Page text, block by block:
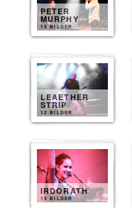
PETER
MURPHY
14 BILDER
LEAETHER
STRIP
12 BILDER
IRDORATH
13 BILDER